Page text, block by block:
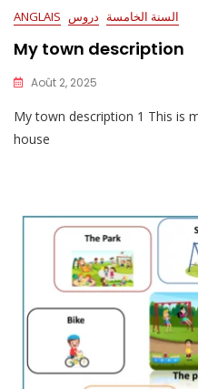
ANGLAIS السنة الخامسة دروس
My town description
Août 2, 2025
My town description 1 This is
house